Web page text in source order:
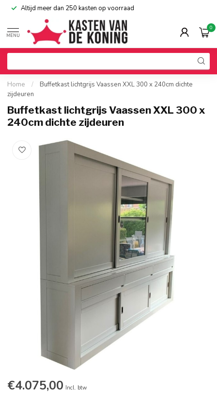
Altijd meer dan 250 kasten op voorraad
MENU
0
Home /
Buffetkast lichtgrijs Vaassen XXL 300 x 240cm dichte
zijdeuren
Buffetkast lichtgrijs Vaassen XXL 300 x
240cm dichte zijdeuren
€4.075,00 Incl. btw